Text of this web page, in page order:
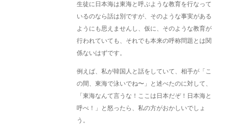
生徒に日本海は東海と呼ぶような教育を行なって
いるのなら話は別ですが、そのような事実がある
ようにも思えませんし、仮に、そのような教育が
行われていても、それでも本来の呼称問題とは関
係ないはずです。
例えば、私が韓国人と話をしていて、相手が「こ
の間、東海で泳いでね〜」と述べたのに対して、
「東海なんて言うな！ここは日本だぞ！日本海と
呼べ！」と怒ったら、私の方がおかしいでしょ
う。